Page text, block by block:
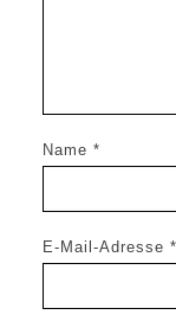
Name *
E-Mail-Adresse *